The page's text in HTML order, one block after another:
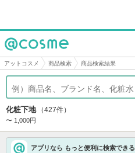
@cosme
アットコスメ 商品検索 商品検索結果
化粧下地 （427件）
〜 1,000円
アプリなら もっと便利に検索できる